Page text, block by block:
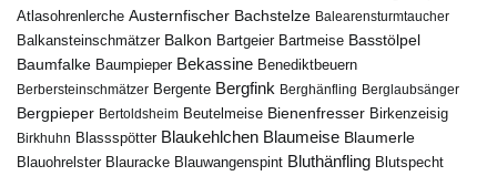
Atlasohrenlerche Austernfischer Bachstelze Balearensturmtaucher
Balkansteinschmätzer Balkon Bartgeier Bartmeise Basstölpel
Baumfalke Baumpieper Bekassine Benediktbeuern
Berbersteinschmätzer Bergente Bergfink Berghänfling Berglaubsänger
Bergpieper Bertoldsheim Beutelmeise Bienenfresser Birkenzeisig
Birkhuhn Blassspötter Blaukehlchen Blaumeise Blaumerle
Blauohrelster Blauracke Blauwangenspint Bluthänfling Blutspecht